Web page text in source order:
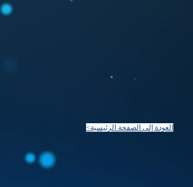
<العودة إلى الصفحة الرئيسية